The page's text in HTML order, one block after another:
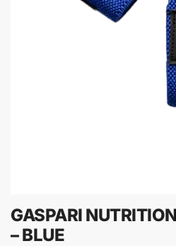
GASPARI
– BLUE